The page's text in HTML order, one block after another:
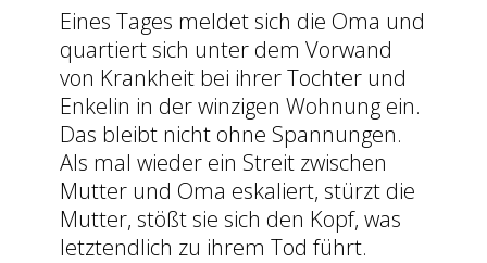
Eines Tages meldet sich die Oma und
quartiert sich unter dem Vorwand
von Krankheit bei ihrer Tochter und
Enkelin in der winzigen Wohnung ein.
Das bleibt nicht ohne Spannungen.
Als mal wieder ein Streit zwischen
Mutter und Oma eskaliert, stürzt die
Mutter, stößt sie sich den Kopf, was
letztendlich zu ihrem Tod führt.